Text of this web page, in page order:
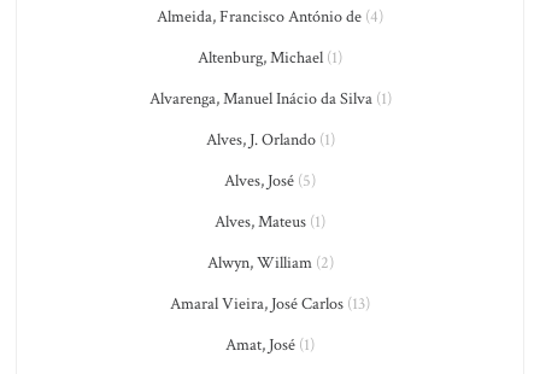
Almeida, Francisco António de (4)
Altenburg, Michael (1)
Alvarenga, Manuel Inácio da Silva(1)
Alves, J. Orlando(1)
Alves, José (5)
Alves, Mateus (1)
Alwyn, William(2)
Amaral Vieira, José Carlos (13)
Amat, José (1)